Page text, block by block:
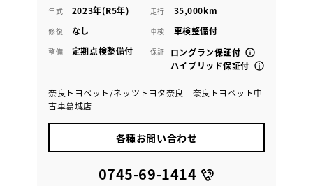
年式 2023年(R5年) 走行 35,000km
修復 なし 車検 車検整備付
整備 定期点検整備付 保証
ロングラン保証付
ハイブリッド保証付
奈良トヨペット/ネッツトヨタ奈良 奈良トヨペット中
古車葛城店
各種お問い合わせ
0745-69-1414